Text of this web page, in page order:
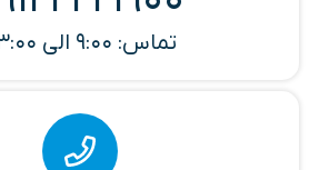
تماس: 9:00 الی 23:00